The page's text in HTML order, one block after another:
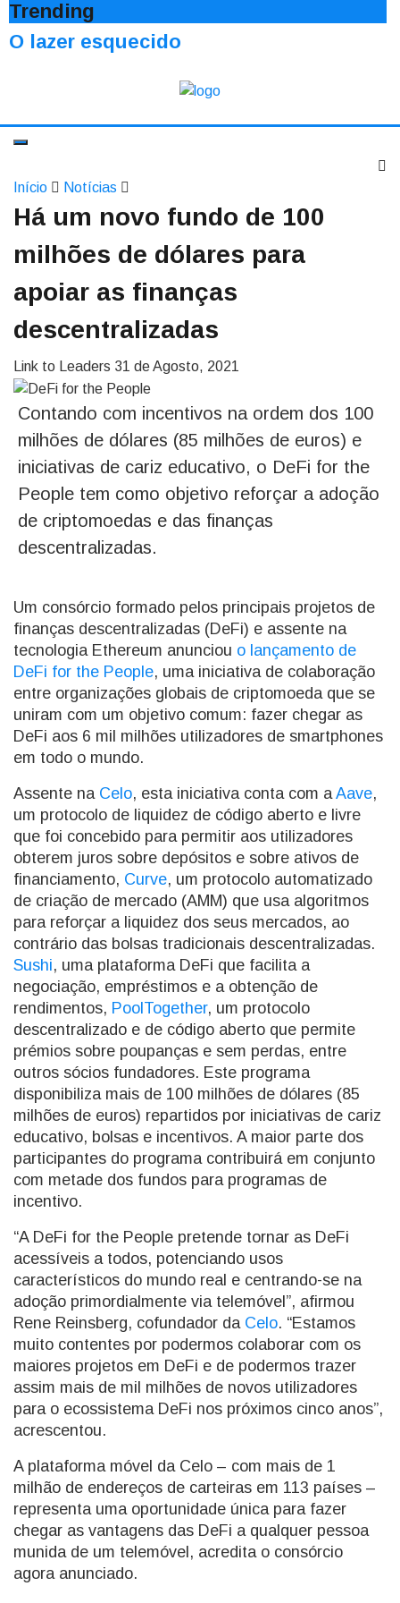
Trending
O lazer esquecido
Início Notícias
Há um novo fundo de 100
milhões de dólares para
apoiar as finanças
descentralizadas
Link to Leaders 31 de Agosto, 2021
Contando com incentivos na ordem dos 100
milhões de dólares (85 milhões de euros) e
iniciativas de cariz educativo, o DeFi for the
People tem como objetivo reforçar a adoção
de criptomoedas e das finanças
descentralizadas.
Um consórcio formado pelos principais projetos de
finanças descentralizadas (DeFi) e assente na
tecnologia Ethereum anunciou o lançamento de
DeFi for the People, uma iniciativa de colaboração
entre organizações globais de criptomoeda que se
uniram com um objetivo comum: fazer chegar as
DeFi aos 6 mil milhões utilizadores de smartphones
em todo o mundo.
Assente na Celo, esta iniciativa conta com a Aave,
um protocolo de liquidez de código aberto e livre
que foi concebido para permitir aos utilizadores
obterem juros sobre depósitos e sobre ativos de
financiamento, Curve, um protocolo automatizado
de criação de mercado (AMM) que usa algoritmos
para reforçar a liquidez dos seus mercados, ao
contrário das bolsas tradicionais descentralizadas.
Sushi, uma plataforma DeFi que facilita a
negociação, empréstimos e a obtenção de
rendimentos, PoolTogether, um protocolo
descentralizado e de código aberto que permite
prémios sobre poupanças e sem perdas, entre
outros sócios fundadores. Este programa
disponibiliza mais de 100 milhões de dólares (85
milhões de euros) repartidos por iniciativas de cariz
educativo, bolsas e incentivos. A maior parte dos
participantes do programa contribuirá em conjunto
com metade dos fundos para programas de
incentivo.
“A DeFi for the People pretende tornar as DeFi
acessíveis a todos, potenciando usos
característicos do mundo real e centrando-se na
adoção primordialmente via telemóvel”, afirmou
Rene Reinsberg, cofundador da Celo. “Estamos
muito contentes por podermos colaborar com os
maiores projetos em DeFi e de podermos trazer
assim mais de mil milhões de novos utilizadores
para o ecossistema DeFi nos próximos cinco anos”,
acrescentou.
A plataforma móvel da Celo – com mais de 1
milhão de endereços de carteiras em 113 países –
representa uma oportunidade única para fazer
chegar as vantagens das DeFi a qualquer pessoa
munida de um telemóvel, acredita o consórcio
agora anunciado.